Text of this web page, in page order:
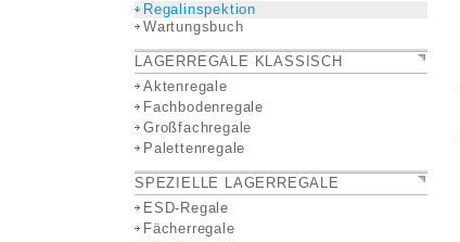
Regalinspektion
Wartungsbuch
LAGERREGALE KLASSISCH
Aktenregale
Fachbodenregale
Großfachregale
Palettenregale
SPEZIELLE LAGERREGALE
ESD-Regale
Fächerregale